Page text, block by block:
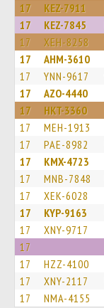
17 KEZ-7911
17 KEZ-7845
17 XEH-8258
17 AHM-3610
17 YNN-9617
17 AZO-4440
17 HKT-3360
17 MEH-1913
17 PAE-8982
17 KMX-4723
17 MNB-7848
17 XEK-6028
17 KYP-9163
17 XNY-9717
17
17 HZZ-4100
17 XNY-2117
17 NMA-4155